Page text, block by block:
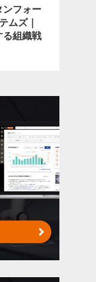
ンフォー
ムズ｜
る組織戦